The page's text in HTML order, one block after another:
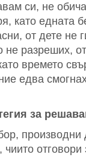
си, не
като едната
от дете не
не разреших,
времето
едва
за
производни
отговори